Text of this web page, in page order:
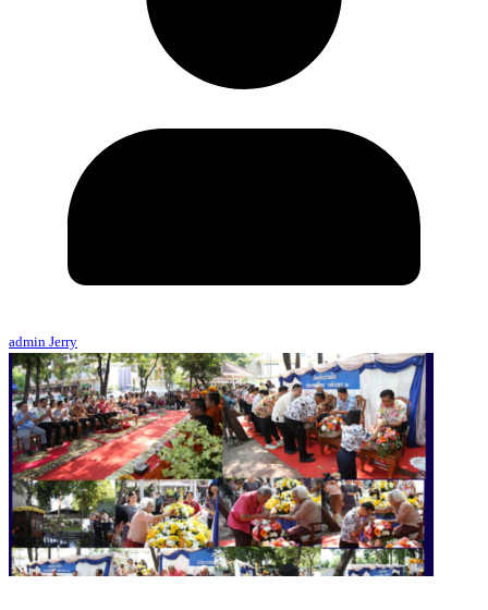
admin Jerry